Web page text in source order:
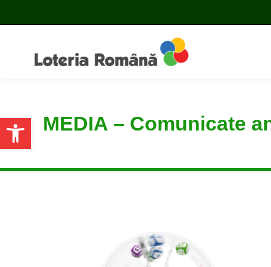
Open toolbarMEDIA – Comunicate